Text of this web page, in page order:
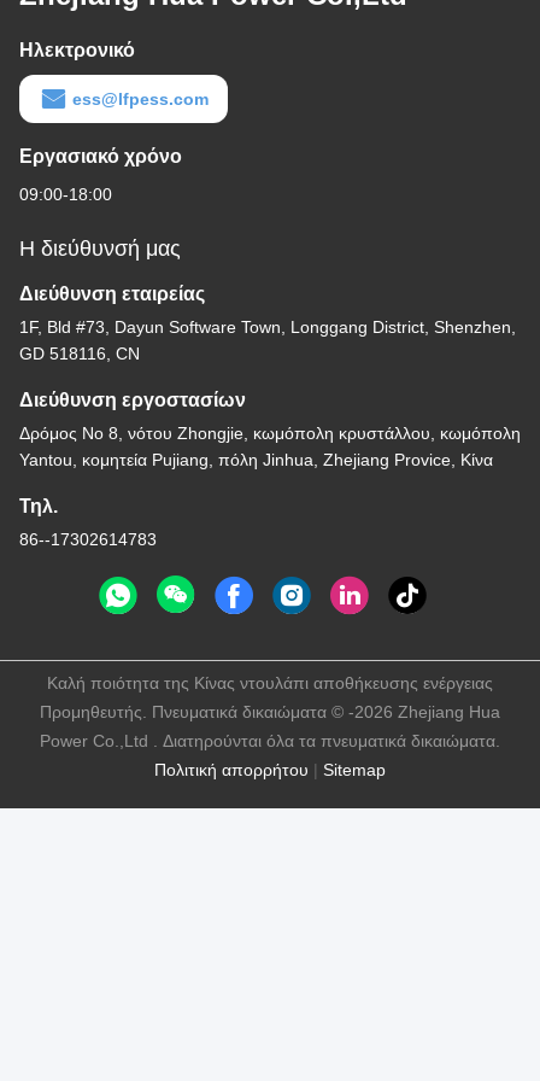
Ηλεκτρονικό
ess@lfpess.com
Εργασιακό χρόνο
09:00-18:00
Η διεύθυνσή μας
Διεύθυνση εταιρείας
1F, Bld #73, Dayun Software Town, Longgang District, Shenzhen,
GD 518116, CN
Διεύθυνση εργοστασίων
Δρόμος Νο 8, νότου Zhongjie, κωμόπολη κρυστάλλου, κωμόπολη
Yantou, κομητεία Pujiang, πόλη Jinhua, Zhejiang Provice, Κίνα
Τηλ.
86--17302614783
Πολιτική απορρήτου | Sitemap
Καλή ποιότητα της Κίνας ντουλάπι αποθήκευσης ενέργειας
Προμηθευτής. Πνευματικά δικαιώματα © -2026 Zhejiang Hua
Power Co.,Ltd . Διατηρούνται όλα τα πνευματικά δικαιώματα.